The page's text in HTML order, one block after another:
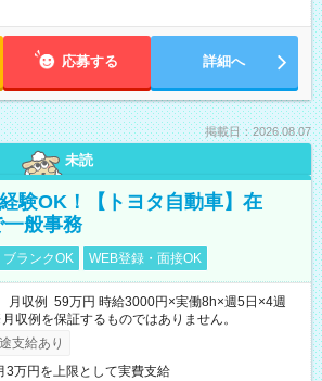
応募する 詳細へ
掲載日：2026.08.07
未読
験OK！【トヨタ自動車】在
般事務
ブランクOK WEB登録・面接OK
収例 59万円 時給3000円×実働8h×週5日×4週
収例を保証するものではありません。
支給あり
3万円を上限として実費支給